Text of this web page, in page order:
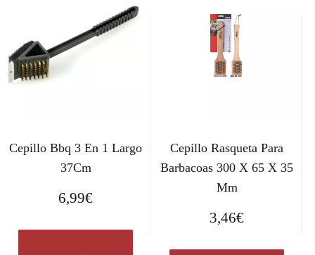
Cepillo Bbq 3 En 1 Largo
37Cm
6,99€
Cepillo Rasqueta Para
Barbacoas 300 X 65 X 35
Mm
3,46€